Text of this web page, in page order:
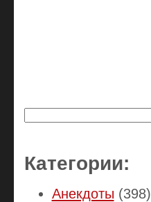
Категории:
Анекдоты (398)